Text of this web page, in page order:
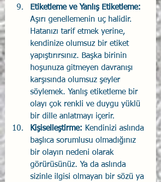
Etiketleme ve Yanlış Etiketleme:
Aşırı genellemenin uç halidir.
Hatanızı tarif etmek yerine,
kendinize olumsuz bir etiket
yapıştırırsınız. Başka birinin
hoşunuza gitmeyen davranışı
karşısında olumsuz şeyler
söylemek. Yanlış etiketleme bir
olayı çok renkli ve duygu yüklü
bir dille anlatmayı içerir.
Kişiselleştirme: Kendinizi aslında
başlıca sorumlusu olmadığınız
bir olayın nedeni olarak
görürüsünüz. Ya da aslında
sizinle ilgisi olmayan bir sözü ya